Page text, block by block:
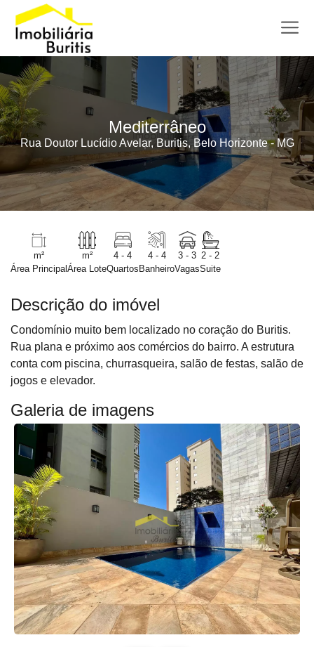
Mediterrâneo
Rua Doutor Lucídio Avelar, Buritis, Belo Horizonte - MG
m²
Área Principal
m²
Área Lote
4 - 4
Quartos
4 - 4
Banheiro
3 - 3
Vagas
2 - 2
Suite
Descrição do imóvel
Condomínio muito bem localizado no coração do Buritis.
Rua plana e próximo aos comércios do bairro. A estrutura
conta com piscina, churrasqueira, salão de festas, salão de
jogos e elevador.
Galeria de imagens